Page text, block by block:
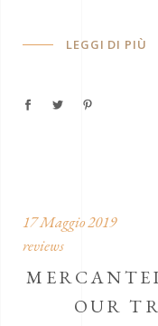
LEGGI DI PIÙ
17 Maggio 2019
reviews
OUR